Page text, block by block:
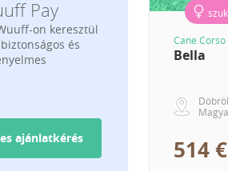
Pay
on keresztül
és
ajánlatkérés
Cane Corso
Bella
514 €